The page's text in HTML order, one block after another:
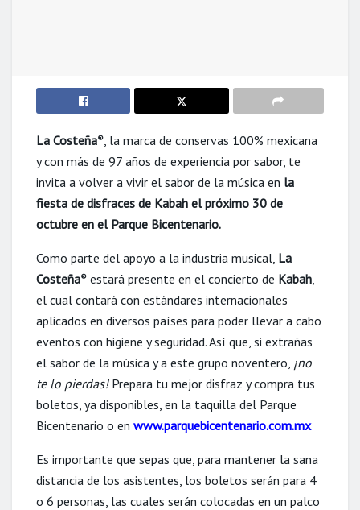
La Costeña®
, la marca de conservas 100% mexicana
y con más de 97 años de experiencia por sabor, te
invita a volver a vivir el sabor de la música en la
fiesta de disfraces de Kabah el próximo 30 de
octubre en el Parque Bicentenario.
Como parte del apoyo a la industria musical, La
Costeña® estará presente en el concierto de Kabah
el cual contará con estándares internacionales
aplicados en diversos países para poder llevar a cabo
eventos con higiene y seguridad. Así que, si extrañas
el sabor de la música y a este grupo noventero, ¡no
te lo pierdas!Prepara tu mejor disfraz y compra tus
boletos, ya disponibles, en la taquilla del Parque
Bicentenario o en www.parquebicentenario.com.mx
Es importante que sepas que, para mantener la sana
distancia de los asistentes, los boletos serán para 4
o 6 personas, las cuales serán colocadas en un palco